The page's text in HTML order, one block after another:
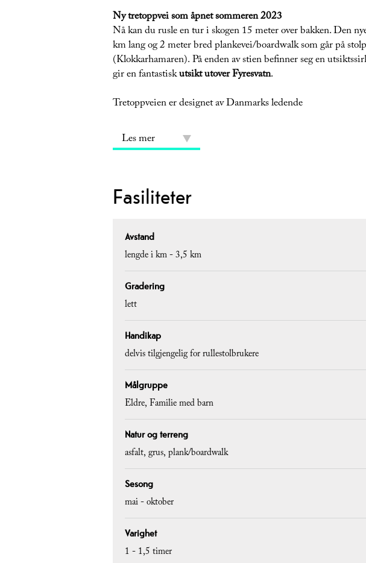
Ny tretoppvei som åpnet sommeren 2023
Nå kan du rusle en tur i skogen 15 meter over bakken. Den
km lang og 2 meter bred plankevei/boardwalk som går på
(Klokkarhamaren). På enden av stien befinner seg en
gir en fantastiskutsikt utover Fyresvatn.
Tretoppveien er designet av Danmarks ledende
Les mer
Fasiliteter
Avstand
lengde i km -3,5 km
Gradering
lett
Handikap
delvis tilgjengelig for rullestolbrukere
Målgruppe
Eldre Familie med barn
Natur og terreng
asfalt grus plank/boardwalk
Sesong
mai - oktober
Varighet
1 - 1,5 timer